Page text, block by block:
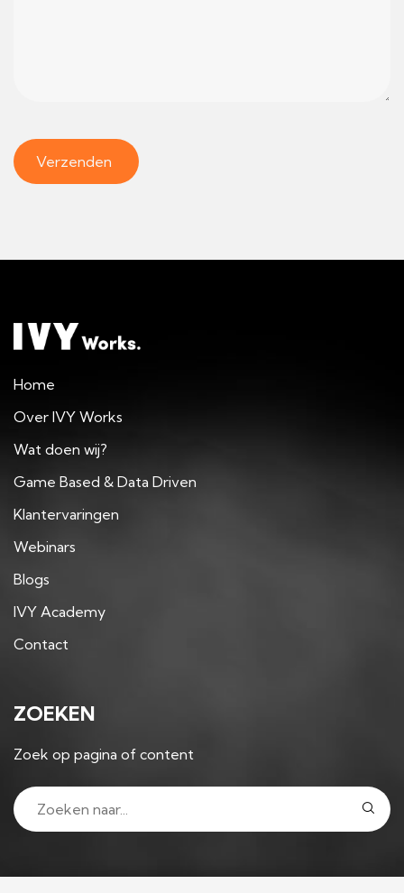
Home
Over IVY Works
Wat doen wij?
Game Based & Data Driven
Klantervaringen
Webinars
Blogs
IVY Academy
Contact
ZOEKEN
Zoek op pagina of content